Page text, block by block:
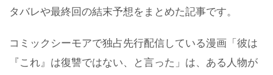
タバレや最終回の結末予想をまとめた記事です。
コミックシーモアで独占先行配信している漫画「彼は
『これ』は復讐ではない、と言った」は、ある人物が